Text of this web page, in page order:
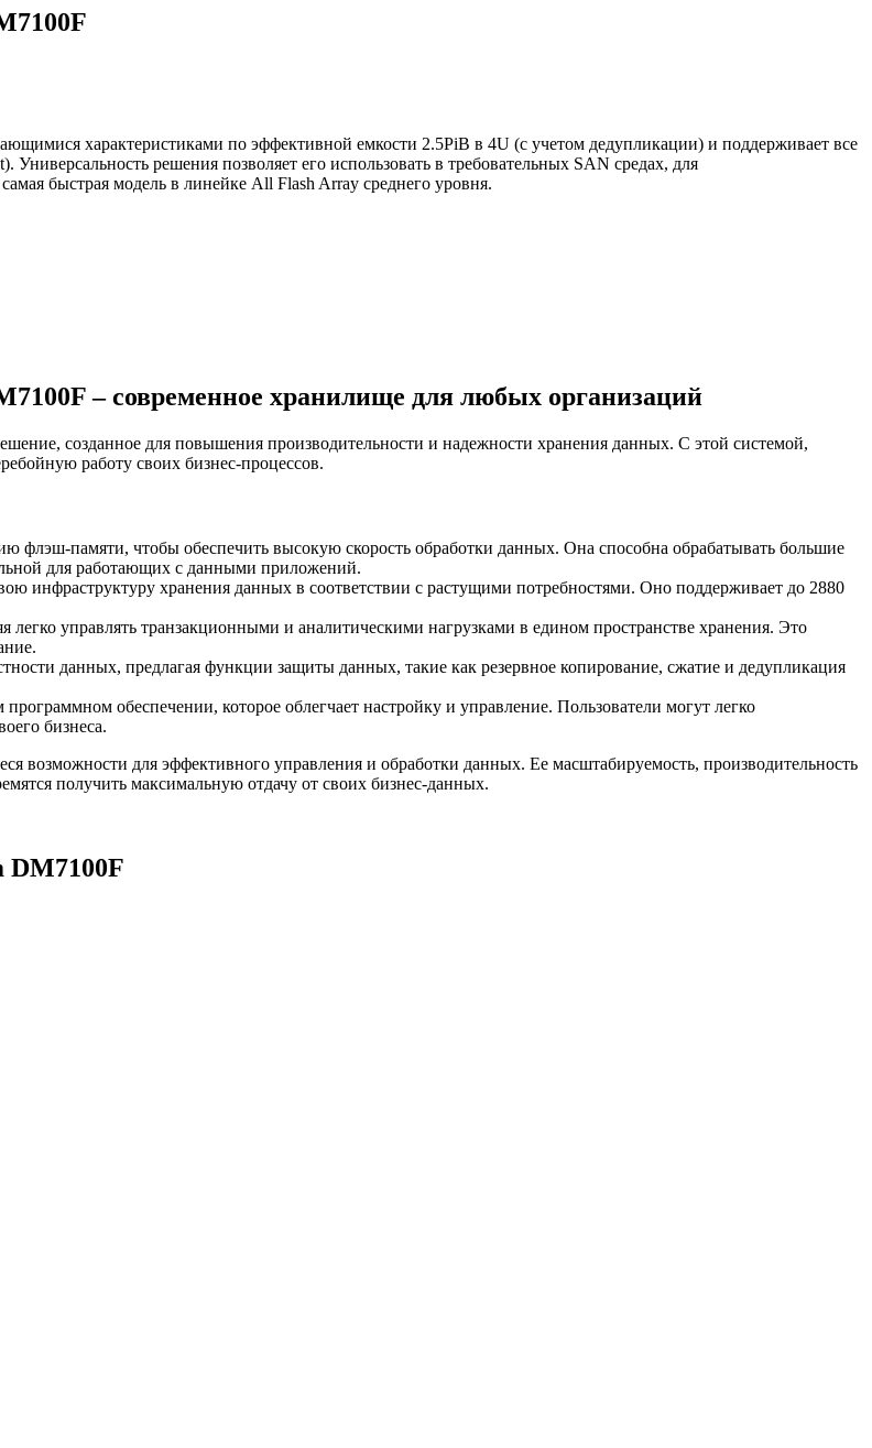
характеристиками по эффективной емкости 2.5PiB в 4U (с учетом дедупликации) и поддерживает все
решения позволяет его использовать в требовательных SAN средах, для
быстрая модель в линейке All Flash Array среднего уровня.
– современное хранилище для любых организаций
созданное для повышения производительности и надежности хранения данных. С этой системой,
работу своих бизнес-процессов.
флэш-памяти, чтобы обеспечить высокую скорость обработки данных. Она способна обрабатывать большие
для работающих с данными приложений.
инфраструктуру хранения данных в соответствии с растущими потребностями. Оно поддерживает до 2880
легко управлять транзакционными и аналитическими нагрузками в едином пространстве хранения. Это
данных, предлагая функции защиты данных, такие как резервное копирование, сжатие и дедупликация
обеспечении, которое облегчает настройку и управление. Пользователи могут легко
бизнеса.
возможности для эффективного управления и обработки данных. Ее масштабируемость, производительность
получить максимальную отдачу от своих бизнес-данных.
DM7100F